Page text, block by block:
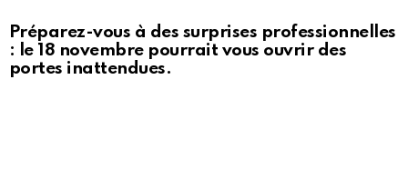
Préparez-vous à des surprises professionnelles
: le 18 novembre pourrait vous ouvrir des
portes inattendues.